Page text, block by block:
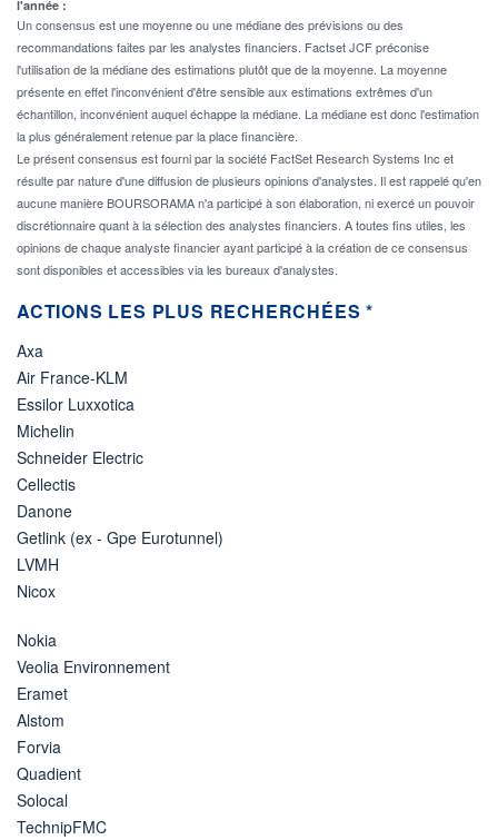
l'année :
Un consensus est une moyenne ou une médiane des prévisions ou des
recommandations faites par les analystes financiers. Factset JCF préconise
l'utilisation de la médiane des estimations plutôt que de la moyenne. La moyenne
présente en effet l'inconvénient d'être sensible aux estimations extrêmes d'un
échantillon, inconvénient auquel échappe la médiane. La médiane est donc l'estimation
la plus généralement retenue par la place financière.
Le présent consensus est fourni par la société FactSet Research Systems Inc et
résulte par nature d'une diffusion de plusieurs opinions d'analystes. Il est rappelé qu'en
aucune manière BOURSORAMA n'a participé à son élaboration, ni exercé un pouvoir
discrétionnaire quant à la sélection des analystes financiers. A toutes fins utiles, les
opinions de chaque analyste financier ayant participé à la création de ce consensus
sont disponibles et accessibles via les bureaux d'analystes.
ACTIONS LES PLUS RECHERCHÉES *
Axa
Air France-KLM
Essilor Luxxotica
Michelin
Schneider Electric
Cellectis
Danone
Getlink (ex - Gpe Eurotunnel)
LVMH
Nicox
Nokia
Veolia Environnement
Eramet
Alstom
Forvia
Quadient
Solocal
TechnipFMC